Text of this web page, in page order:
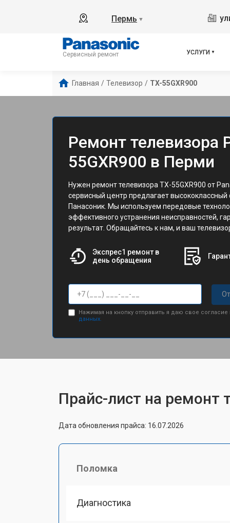
Пермь ▼
Сервисный ремонт УСЛУГИ
Главная / Телевизор / TX-55GXR900
Ремонт телевизора
55GXR900 в Перми
Нужен ремонт телевизора TX-55GXR900 от
сервисный центр предлагает высококлассный
Панасоник. Мы используем передовые
эффективного устранения неисправностей,
результат. Обращайтесь к нам, и ваш
Экспрес1 ремонт в
день обращения
Нажимая на кнопку отправить я даю свое согласие
данных.
Прайс-лист на ремонт
Дата обновления прайса: 16.07.2026
Поломка
Диагностика